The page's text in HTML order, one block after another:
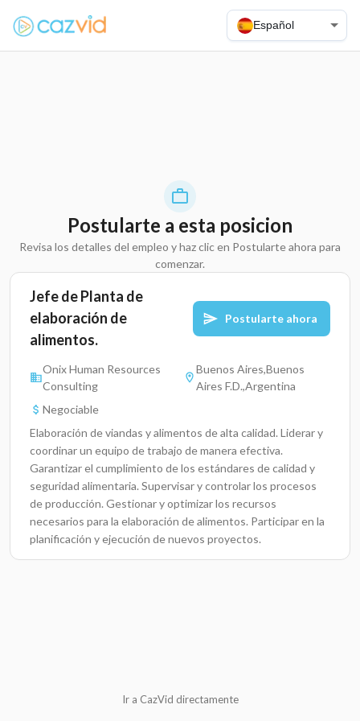
Español
Postularte a esta posicion
Revisa los detalles del empleo y haz clic en Postularte ahora para
comenzar.
Jefe de Planta de
elaboración de
alimentos.
Postularte ahora
Onix Human Resources
Consulting
Buenos Aires,Buenos
Aires F.D.,Argentina
Negociable
Elaboración de viandas y alimentos de alta calidad. Liderar y
coordinar un equipo de trabajo de manera efectiva.
Garantizar el cumplimiento de los estándares de calidad y
seguridad alimentaria. Supervisar y controlar los procesos
de producción. Gestionar y optimizar los recursos
necesarios para la elaboración de alimentos. Participar en la
planificación y ejecución de nuevos proyectos.
Ir a CazVid directamente